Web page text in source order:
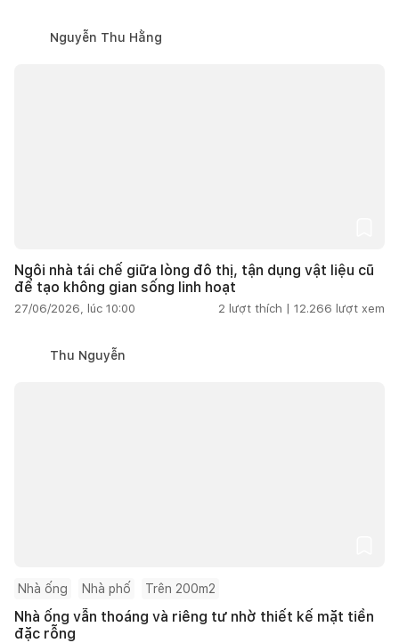
Nguyễn Thu Hằng
Ngôi nhà tái chế giữa lòng đô thị, tận dụng vật liệu cũ
để tạo không gian sống linh hoạt
27/06/2026, lúc 10:00 2 lượt thích | 12.266 lượt xem
Thu Nguyễn
Nhà ống Nhà phố Trên 200m2
Nhà ống vẫn thoáng và riêng tư nhờ thiết kế mặt tiền
đặc rỗng